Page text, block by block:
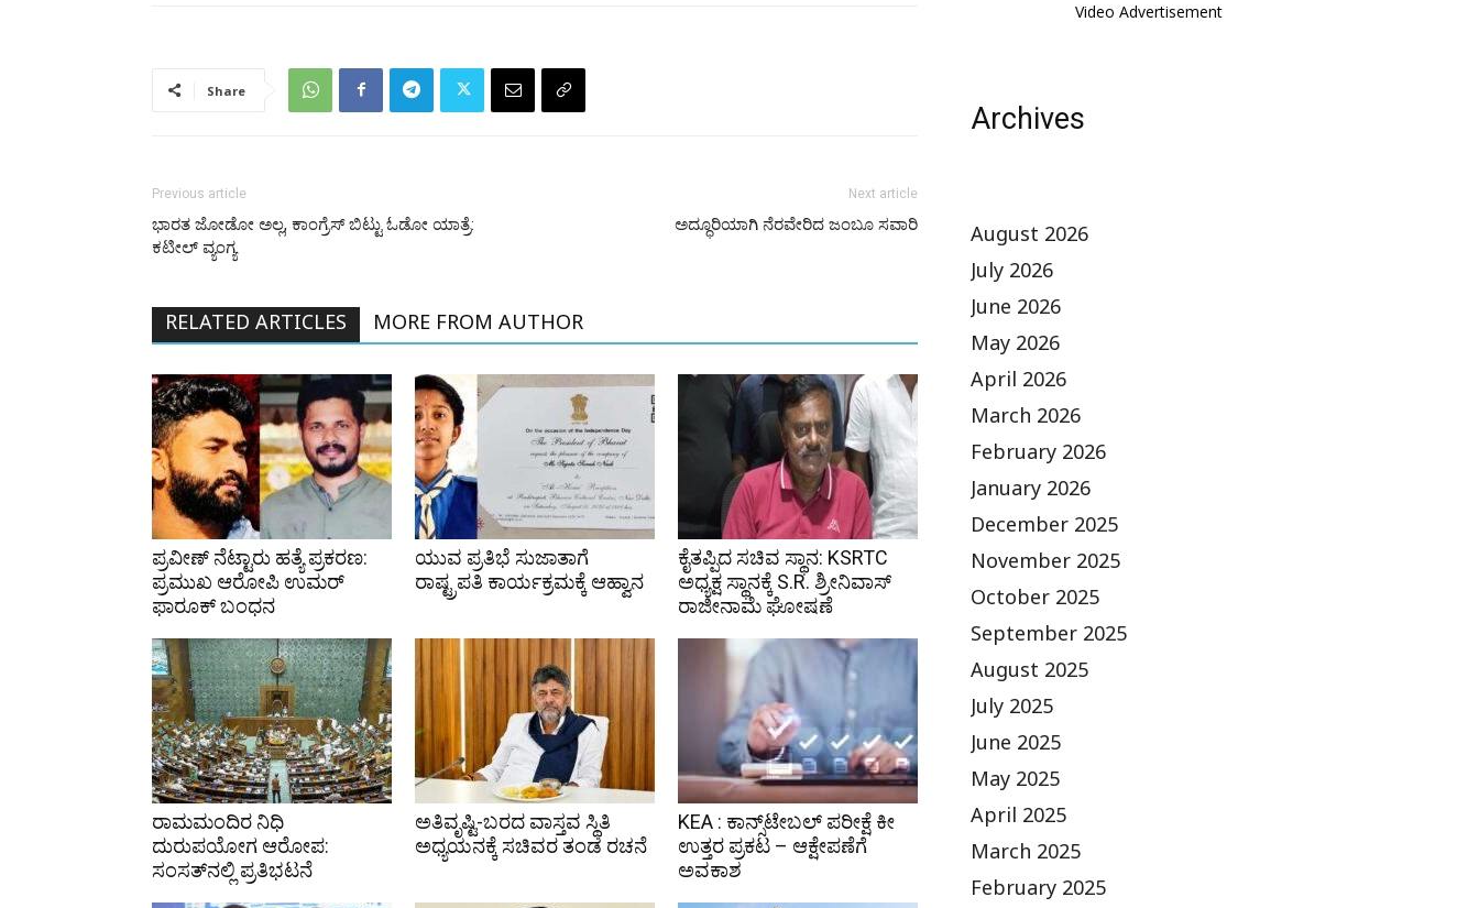
Share
Previous article
ಭಾರತ ಜೋಡೋ ಅಲ್ಲ, ಕಾಂಗ್ರೆಸ್‌ ಬಿಟ್ಟು ಓಡೋ ಯಾತ್ರೆ:
ಕಟೀಲ್‌ ವ್ಯಂಗ್ಯ
Next article
ಅದ್ಧೂರಿಯಾಗಿ ನೆರವೇರಿದ ಜಂಬೂ ಸವಾರಿ
RELATED ARTICLES MORE FROM AUTHOR
ಪ್ರವೀಣ್ ನೆಟ್ಟಾರು ಹತ್ಯೆ ಪ್ರಕರಣ:
ಪ್ರಮುಖ ಆರೋಪಿ ಉಮರ್
ಫಾರೂಕ್ ಬಂಧನ
ಯುವ ಪ್ರತಿಭೆ ಸುಜಾತಾಗೆ
ರಾಷ್ಟ್ರಪತಿ ಕಾರ್ಯಕ್ರಮಕ್ಕೆ ಆಹ್ವಾನ
ಕೈತಪ್ಪಿದ ಸಚಿವ ಸ್ಥಾನ: KSRTC
ಅಧ್ಯಕ್ಷ ಸ್ಥಾನಕ್ಕೆ S.R. ಶ್ರೀನಿವಾಸ್
ರಾಜೀನಾಮೆ ಘೋಷಣೆ
ರಾಮಮಂದಿರ ನಿಧಿ
ದುರುಪಯೋಗ ಆರೋಪ:
ಸಂಸತ್‌ನಲ್ಲಿ ಪ್ರತಿಭಟನೆ
ಅತಿವೃಷ್ಟಿ-ಬರದ ವಾಸ್ತವ ಸ್ಥಿತಿ
ಅಧ್ಯಯನಕ್ಕೆ ಸಚಿವರ ತಂಡ ರಚನೆ
KEA : ಕಾನ್ಸ್‌ಟೇಬಲ್ ಪರೀಕ್ಷೆ ಕೀ
ಉತ್ತರ ಪ್ರಕಟ – ಆಕ್ಷೇಪಣೆಗೆ
ಅವಕಾಶ
Video Advertisement
Archives
August 2026
July 2026
June 2026
May 2026
April 2026
March 2026
February 2026
January 2026
December 2025
November 2025
October 2025
September 2025
August 2025
July 2025
June 2025
May 2025
April 2025
March 2025
February 2025